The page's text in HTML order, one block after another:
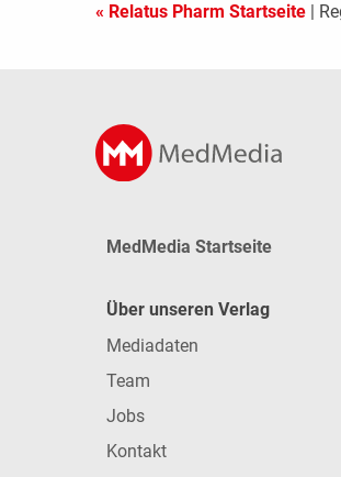
« Relatus Pharm Startseite |
MedMedia Startseite
Über unseren Verlag
Mediadaten
Team
Jobs
Kontakt